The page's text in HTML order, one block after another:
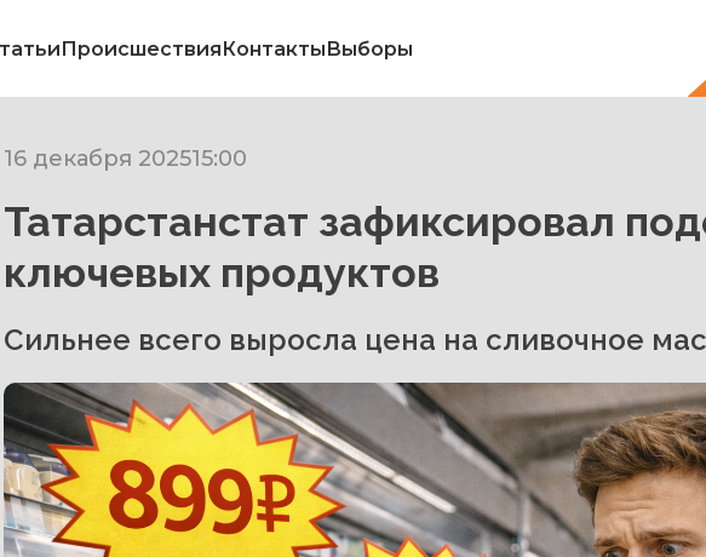
ПроисшествияКонтактыВыборы
16 декабря 202515:00
Татарстанстат зафиксировал
ключевых продуктов
Сильнее всего выросла цена на сливочное